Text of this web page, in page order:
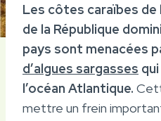
Les côtes caraïbes de
de la République
pays sont menacées
d’algues sargasses
l’océan Atlantique.
mettre un frein